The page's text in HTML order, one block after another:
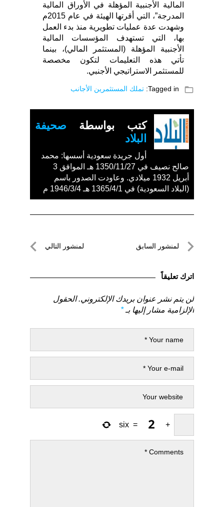
المالية الأجنبية المؤهلة في الأوراق المالية
المدرجة”، التي أقرتها الهيئة في عام 2015م
وشهدت عدة عمليات تطويرية منذ بدء العمل
بها، التي تستهدف المؤسسات المالية
الأجنبية المؤهلة (المستثمر المالي)، بينما
تأتي هذه التعليمات لتكون مخصصة
للمستثمر الاستراتيجي الأجنبي.
folder_open
Tagged in: تملك المستثمرين الأجانب
كتب بواسطة صحيفة
البلاد
أول جريدة سعودية أسسها: محمد
صالح نصيف في 1350/11/27 هـ الموافق 3
أبريل 1932 ميلادي. وعاودت الصدور باسم
(البلاد السعودية) في 1365/4/1 هـ 1946/3/4 م
تصفّحلمنشور السابق
السابق
لمنشور التالي
اترك تعليقاً
لن يتم نشر عنوان بريدك الإلكتروني. الحقول
الإلزامية مشار إليها بـ*
+
=
six